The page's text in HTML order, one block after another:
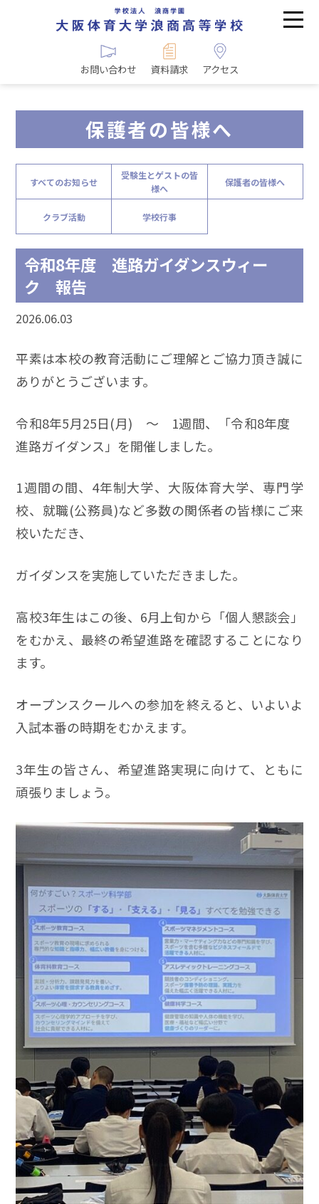
お問い合わせ 資料請求 アクセス
保護者の皆様へ
すべてのお知らせ
受験生とゲストの皆
様へ
保護者の皆様へ
クラブ活動 学校行事
令和8年度 進路ガイダンスウィー
ク 報告
2026.06.03
平素は本校の教育活動にご理解とご協力頂き誠に
ありがとうございます。
令和8年5月25日(月) ～ 1週間、「令和8年度
進路ガイダンス」を開催しました。
1週間の間、4年制大学、大阪体育大学、専門学
校、就職(公務員)など多数の関係者の皆様にご来
校いただき、
ガイダンスを実施していただきました。
高校3年生はこの後、6月上旬から「個人懇談会」
をむかえ、最終の希望進路を確認することになり
ます。
オープンスクールへの参加を終えると、いよいよ
入試本番の時期をむかえます。
3年生の皆さん、希望進路実現に向けて、ともに
頑張りましょう。